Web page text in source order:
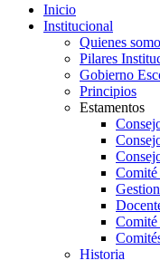
Inicio
Institucional
Quienes
Pilares
Gobierno
Principios
Estamentos
Comité
Historia